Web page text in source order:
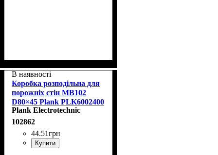
В наявності
Коробка розподільна для
порожніх стін MB102
D80×45 Plank PLK6002400
Plank Electrotechnic
102862
44.51грн
Купити